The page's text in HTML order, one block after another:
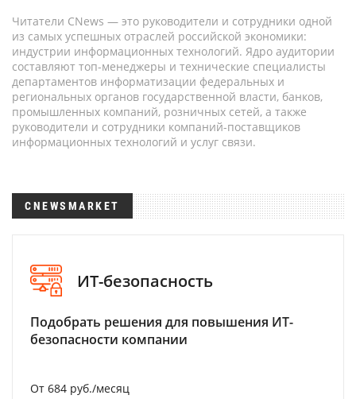
Читатели CNews — это руководители и сотрудники одной
из самых успешных отраслей российской экономики:
индустрии информационных технологий. Ядро аудитории
составляют топ-менеджеры и технические специалисты
департаментов информатизации федеральных и
региональных органов государственной власти, банков,
промышленных компаний, розничных сетей, а также
руководители и сотрудники компаний-поставщиков
информационных технологий и услуг связи.
CNEWSMARKET
ИТ-безопасность
Подобрать решения для повышения ИТ-
безопасности компании
От 684 руб./месяц